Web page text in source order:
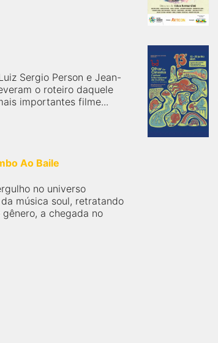
Sergio Person e Jean-
o roteiro daquele
importantes filme...
Ao Baile
no universo
música soul, retratando
a chegada no